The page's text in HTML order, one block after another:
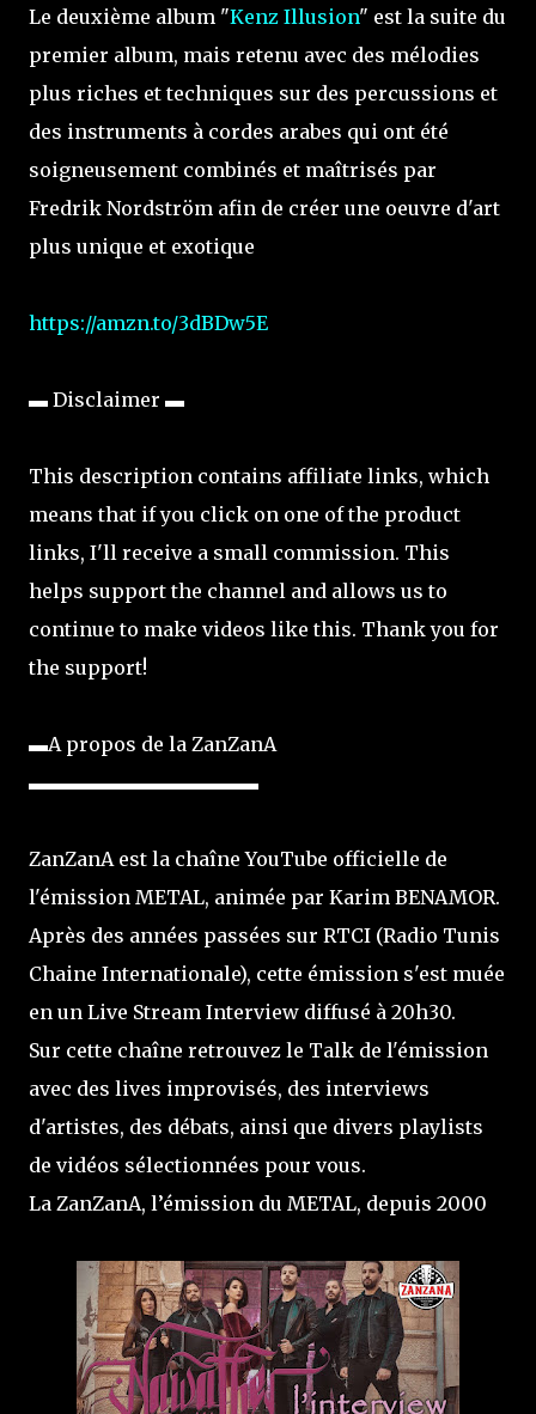
Le deuxième album "Kenz Illusion" est la suite du
premier album, mais retenu avec des mélodies
plus riches et techniques sur des percussions et
des instruments à cordes arabes qui ont été
soigneusement combinés et maîtrisés par
Fredrik Nordström afin de créer une oeuvre d'art
plus unique et exotique
https://amzn.to/3dBDw5E
▬ Disclaimer ▬
This description contains affiliate links, which
means that if you click on one of the product
links, I'll receive a small commission. This
helps support the channel and allows us to
continue to make videos like this. Thank you for
the support!
▬A propos de la ZanZanA
▬▬▬▬▬▬▬▬▬▬▬▬
ZanZanA est la chaîne YouTube officielle de
l'émission METAL, animée par Karim BENAMOR.
Après des années passées sur RTCI (Radio Tunis
Chaine Internationale), cette émission s'est muée
en un Live Stream Interview diffusé à 20h30.
Sur cette chaîne retrouvez le Talk de l'émission
avec des lives improvisés, des interviews
d'artistes, des débats, ainsi que divers playlists
de vidéos sélectionnées pour vous.
La ZanZanA, l’émission du METAL, depuis 2000